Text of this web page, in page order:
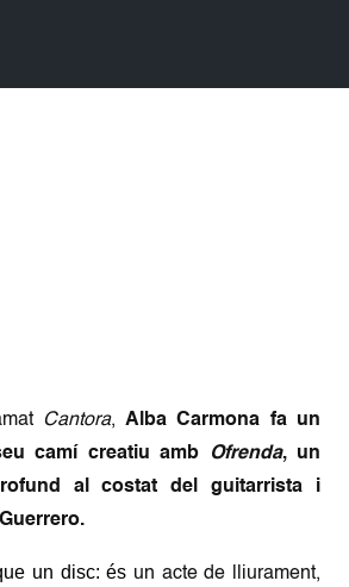
Cantora,Alba Carmona fa un
camí creatiu amb
Ofrenda, un
al costat del guitarrista i
un disc: és un acte de lliurament,